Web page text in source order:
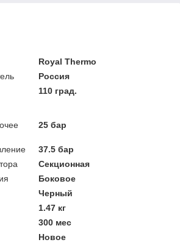
Royal Thermo
Россия
110 град.
25 бар
37.5 бар
Секционная
Боковое
Черный
1.47 кг
300 мес
Новое